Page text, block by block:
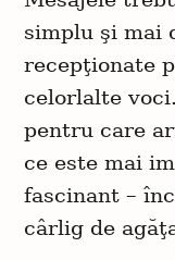
simplu şi mai
recepţionate
celorlalte
pentru care
ce este mai
fascinant –
cârlig de